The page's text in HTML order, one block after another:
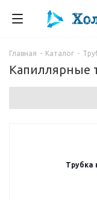
Главная - Каталог -
Капиллярные
Трубка